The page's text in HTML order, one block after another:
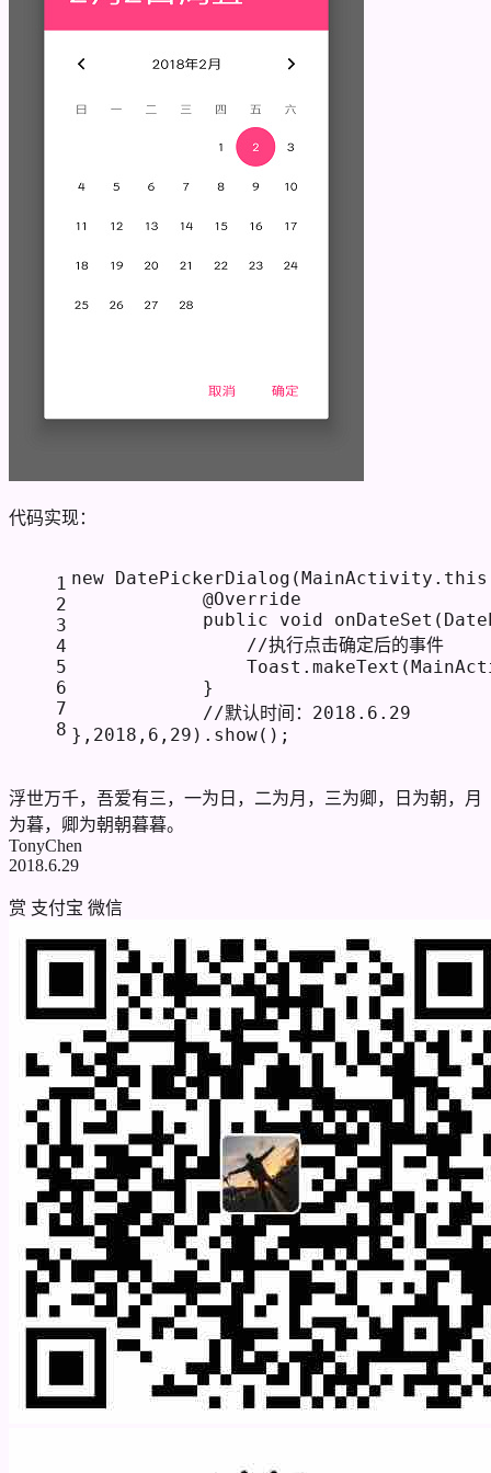
代码实现：
1
2
3
4
5
6
7
8
new
            @Override
public void
                //执行点击确定后的事件
            }
            //默认时间：2018.6.29
},2018,6,29).show();
浮世万千，吾爱有三，一为日，二为月，三为卿，日为朝，月
为暮，卿为朝朝暮暮。
TonyChen
2018.6.29
赏 支付宝 微信